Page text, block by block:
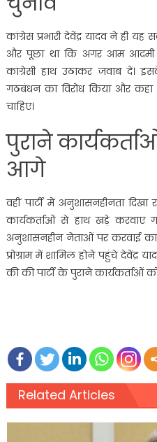
कांग्रेस प्रभारी देवेंद्र यादव ने ही
और पूछा था कि अगर आम आदमी
कांग्रेसी हाथ उठाकर जवाब दें।
गठबंधन का विरोध किया और
चाहिए।
पुराने
आगे
वहीं पार्टी में अनुशासनहीनता
कार्यकर्ताओं से हाथ खड़े करवाए
अनुशासनहीन नेताओं पर करवाई का
प्रोग्राम में शामिल होने पहुंचे देवेंद्र
की की पार्टी के पुराने कार्यकर्ताओं
Related Articles